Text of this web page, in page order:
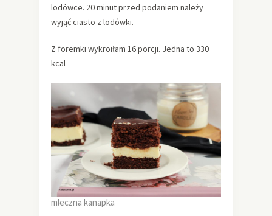
lodówce. 20 minut przed podaniem należy
wyjąć ciasto z lodówki.
Z foremki wykroiłam 16 porcji. Jedna to 330
kcal
mleczna kanapka